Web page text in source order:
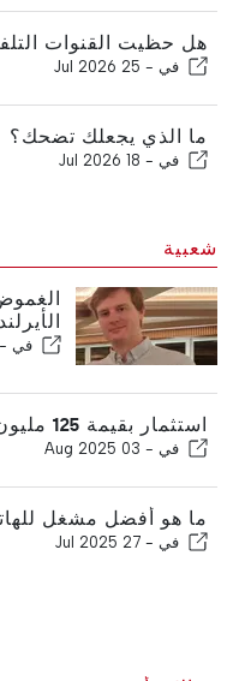
هل حظيت القنوات
في - 25 Jul 2026
ما الذي يجعلك تضحك؟
في - 18 Jul 2026
شعبية
في -
استثمار بقيمة 125 مليون يورو في تطوير الغارف
في - 03 Aug 2025
ما هو أفضل مشغل
في - 27 Jul 2025